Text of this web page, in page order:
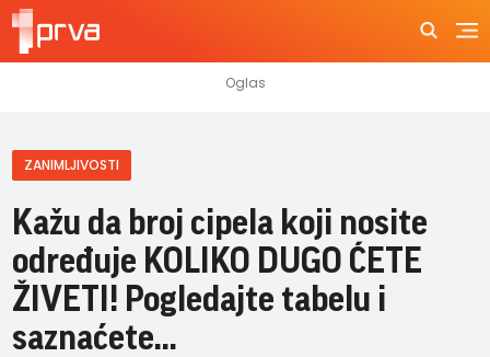
ZANIMLJIVOSTI
Kažu da broj cipela koji nosite
određuje KOLIKO DUGO ĆETE
ŽIVETI! Pogledajte tabelu i
saznaćete...